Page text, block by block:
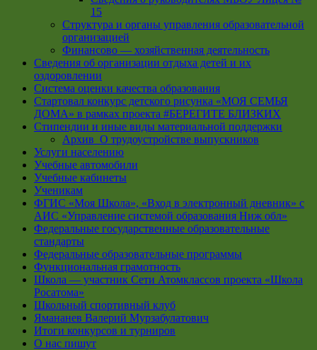
15
Структура и органы управления образовательной
организацией
Финансово — хозяйственная деятельность
Сведения об организации отдыха детей и их
оздоровлении
Система оценки качества образования
Стартовал конкурс детского рисунка «МОЯ СЕМЬЯ
ДОМА» в рамках проекта #БЕРЕГИТЕ БЛИЗКИХ
Стипендии и иные виды материальной поддержки
Архив_О трудоустройстве выпускников
Услуги населению
Учебные автомобили
Учебные кабинеты
Ученикам
ФГИС «Моя Школа», «Вход в электронный дневник» с
АИС «Управление системой образования Ниж обл»
Федеральные государственные образовательные
стандарты
Федеральные образовательные программы
Функциональная грамотность
Школа — участник Сети Атомклассов проекта «Школа
Росатома»
Школьный спортивный клуб
Ямананев Валерий Мурзабулатович
Итоги конкурсов и турниров
О нас пишут